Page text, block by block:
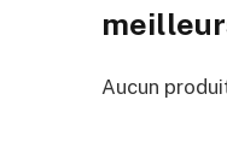
Aucun